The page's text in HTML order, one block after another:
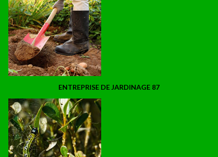
ENTREPRISE DE JARDINAGE 87